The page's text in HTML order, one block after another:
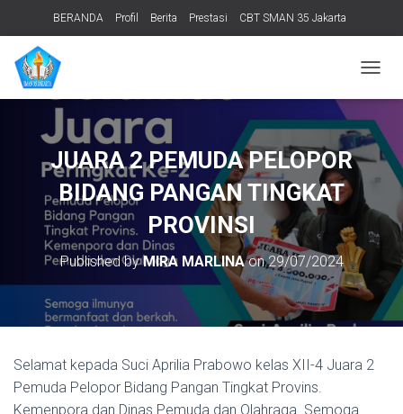
BERANDA Profil Berita Prestasi CBT SMAN 35 Jakarta
PERPUSTAKAAN
O
G
E
V
I
I
O
JUARA 2 PEMUDA PELOPOR
BIDANG PANGAN TINGKAT
PROVINSI
Published byMIRA MARLINAon29/07/2024
Selamat kepada Suci Aprilia Prabowo kelas XII-4 Juara 2
Pemuda Pelopor Bidang Pangan Tingkat Provins.
Kemenpora dan Dinas Pemuda dan Olahraga. Semoga